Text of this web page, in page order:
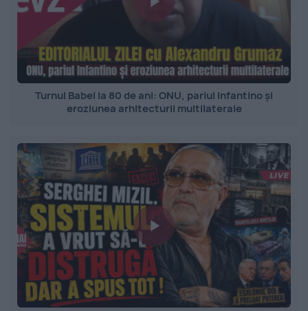
Turnul Babel la 80 de ani: ONU, pariul Infantino și
eroziunea arhitecturii multilaterale